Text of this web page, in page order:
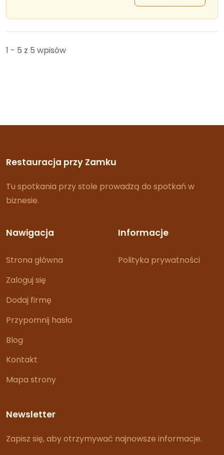
1 - 5 z 5 wpisów
Restauracja przy Zamku
Tu spotkania przy stole prowadzą do spotkań w
biznesie.
Nawigacja
Strona główna
Zaloguj się
Dodaj firmę
Przypomnij hasło
Blog
Kontakt
Mapa strony
Informacje
Polityka prywatności
Newsletter
Zapisz się, aby otrzymywać najnowsze informacje.